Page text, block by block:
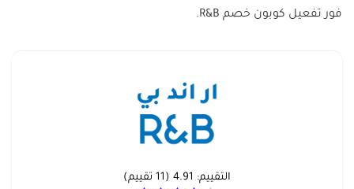
فور تفعيل كوبون خصم R&B.
التقييم: 4.91
(
11 تقييم)